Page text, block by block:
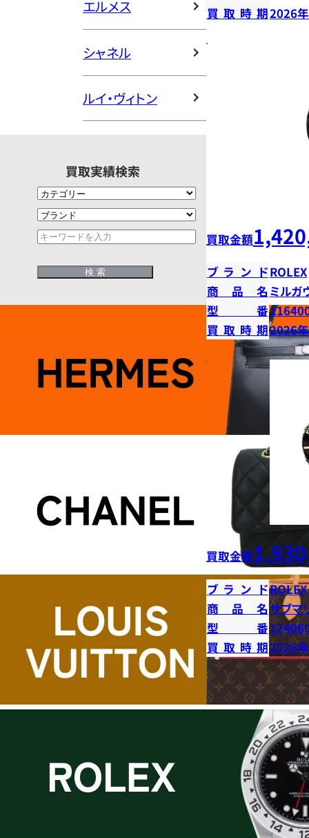
エルメス
シャネル
ルイ・ヴィトン
買取実績検索
買取時期2026
買取金額
ブランドROLEX
商品名 ミル
型番
買取時期2026
買取金額
ブランドROLEX
商品名サブマ
型番
買取時期2026